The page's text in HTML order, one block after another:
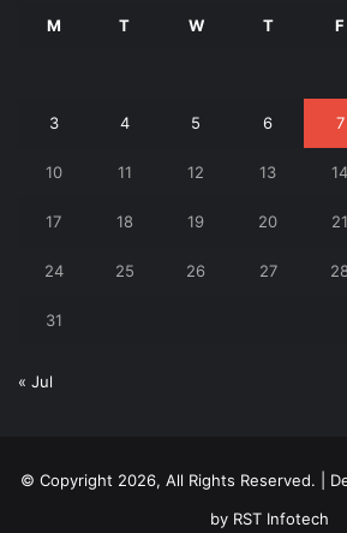
M T W T F
3 4 5 6 7
10 11 12 13 14
17 18 19 20 21
24 25 26 27 28
31
« Jul
© Copyright 2026, All Rights Reserved. |
byRST Infotech